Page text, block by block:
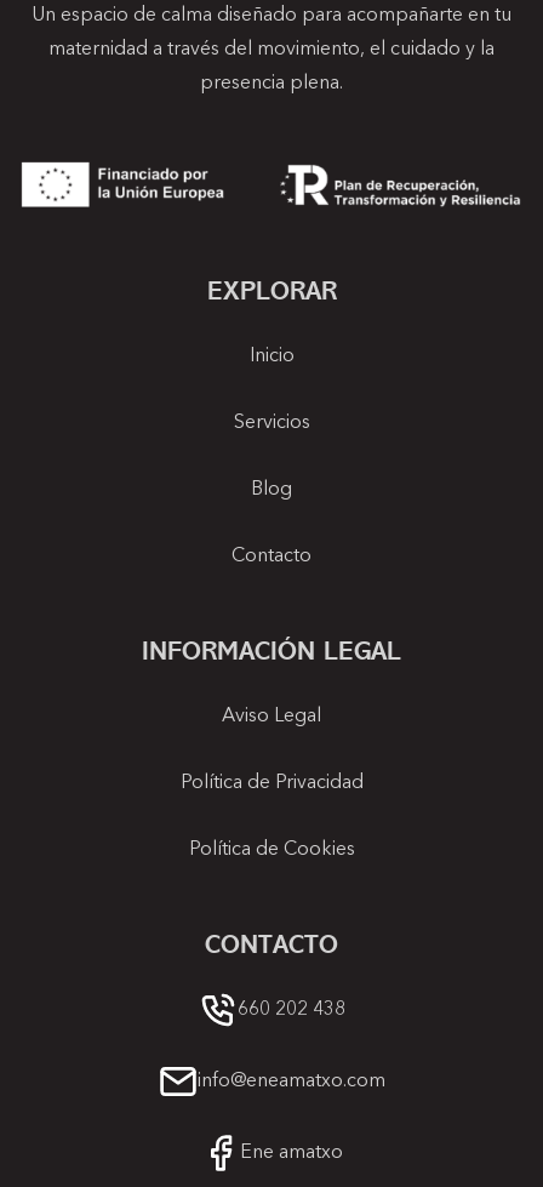
Un espacio de calma diseñado para acompañarte en tu
maternidad a través del movimiento, el cuidado y la
presencia plena.
EXPLORAR
Inicio
Servicios
Blog
Contacto
INFORMACIÓN LEGAL
Aviso Legal
Política de Privacidad
Política de Cookies
CONTACTO
660 202 438
info@eneamatxo.com
Ene amatxo